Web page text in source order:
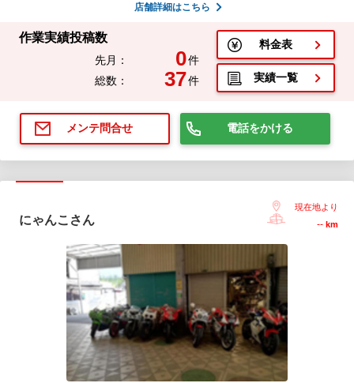
店舗詳細はこちら
作業実績投稿数
先月： 0件
総数：
37件
料金表
実績一覧
メンテ問合せ 電話をかける
にゃんこさん
現在地より
-- km